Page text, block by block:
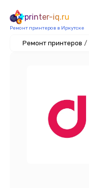
printer-iq.ru
Ремонт принтеров в Иркутске
Ремонт принтеров /